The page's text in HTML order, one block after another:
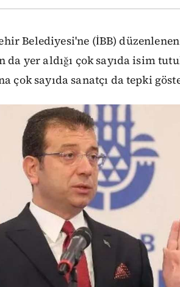
Belediyesi'ne (İBB)
yer aldığı çok sayıda isim
çok sayıda sanatçı da tepki